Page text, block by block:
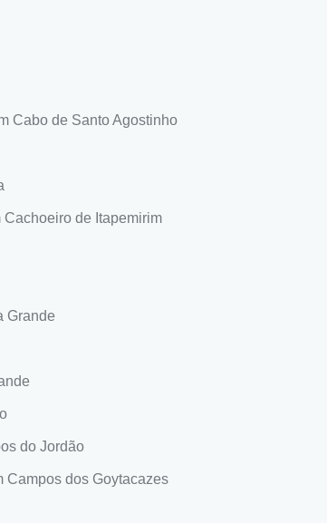
Cabo de Santo Agostinho
Cachoeiro de Itapemirim
Grande
do Jordão
Campos dos Goytacazes